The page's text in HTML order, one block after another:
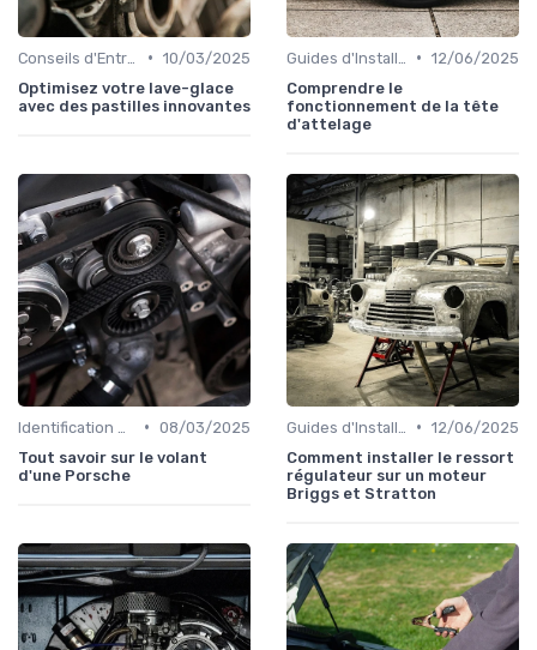
• 10/03/2025
Optimisez votre lave-glace
avec des pastilles innovantes
• 12/06/2025
Comprendre le
fonctionnement de la tête
d'attelage
• 08/03/2025
Tout savoir sur le volant
d'une Porsche
• 12/06/2025
Comment installer le ressort
régulateur sur un moteur
Briggs et Stratton